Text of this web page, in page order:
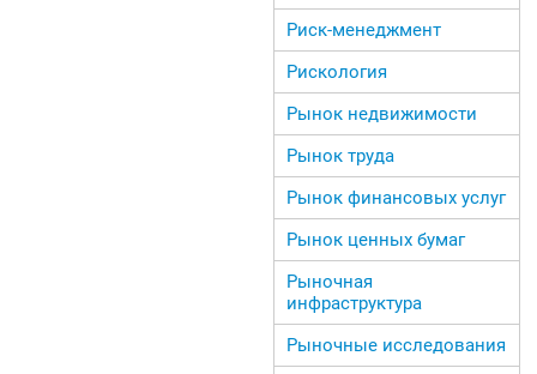
Риск-менеджмент
Рискология
Рынок недвижимости
Рынок труда
Рынок финансовых услуг
Рынок ценных бумаг
Рыночная
инфраструктура
Рыночные исследования